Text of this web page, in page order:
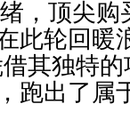
，顶尖
此轮回暖
其独特
跑出了属